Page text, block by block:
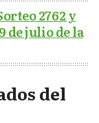
2762 y
de julio de la
del